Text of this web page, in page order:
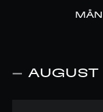
AUGUST